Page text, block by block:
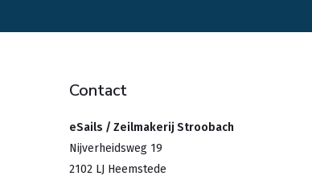
Contact
eSails / Zeilmakerij Stroobach
Nijverheidsweg 19
2102 LJ Heemstede